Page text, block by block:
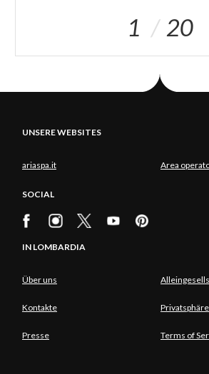
1 20
UNSERE WEBSITES
ariaspa.it Area
SOCIAL
IN LOMBARDIA
Über uns
Kontakte
Presse Terms of